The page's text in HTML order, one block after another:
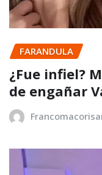
FARANDULA
¿Fue infiel?
de engañar